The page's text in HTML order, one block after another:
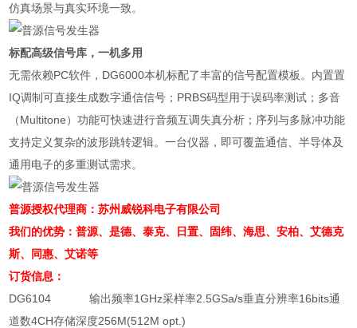
仿真场景与真实环境一致。
标配高级信号库，一机多用
无需依赖PC软件，DG6000本机标配了丰富的信号配置模板。内置置
IQ调制可直接生成数字通信信号；PRBS码型用于误码率测试；多音
（Multitone）功能可快速进行音频互调失真分析；序列与多脉冲功能
支持定义复杂的波形跳转逻辑。一台仪器，即可覆盖通信、半导体及
通用电子的多重测试需求。
普源授权代理商：苏州威锐科电子有限公司
我们的优势：普源、是德、泰克、日置、固纬、海思、安柏、艾德克
斯、同惠、艾诺等
订货信息：
DG6104 输出频率1GHz采样率2.5GSa/s垂直分辨率16bits通
道数4CH存储深度256M(512M opt.)